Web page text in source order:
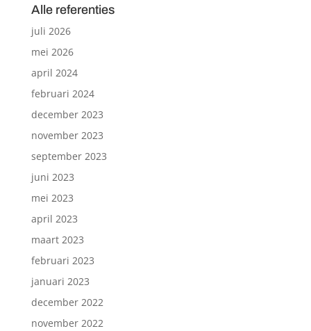
Alle referenties
juli 2026
mei 2026
april 2024
februari 2024
december 2023
november 2023
september 2023
juni 2023
mei 2023
april 2023
maart 2023
februari 2023
januari 2023
december 2022
november 2022